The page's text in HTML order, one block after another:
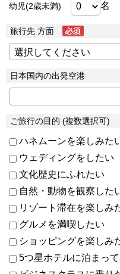
幼児(2歳未満) 名
旅行先 方面
日本国内の出発空港
ご旅行の目的 (複数選択可)
ハネムーンを楽しみた
ウェディングをしたい
文化歴史にふれたい
自然・動物を観察した
リゾート滞在を楽しみ
グルメを満喫したい
ショッピングを楽しみ
5つ星ホテルに泊まっ